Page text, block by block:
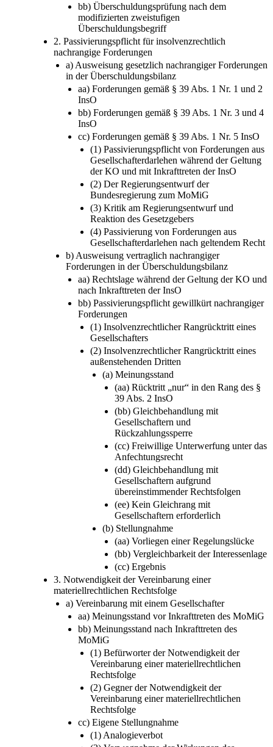
bb) Überschuldungsprüfung nach dem
modifizierten zweistufigen
Überschuldungsbegriff
2. Passivierungspflicht für insolvenzrechtlich
nachrangige Forderungen
a) Ausweisung gesetzlich nachrangiger Forderungen
in der Überschuldungsbilanz
aa) Forderungen gemäß § 39 Abs. 1 Nr. 1 und 2
InsO
bb) Forderungen gemäß § 39 Abs. 1 Nr. 3 und 4
InsO
cc) Forderungen gemäß § 39 Abs. 1 Nr. 5 InsO
(1) Passivierungspflicht von Forderungen aus
Gesellschafterdarlehen während der Geltung
der KO und mit Inkrafttreten der InsO
(2) Der Regierungsentwurf der
Bundesregierung zum MoMiG
(3) Kritik am Regierungsentwurf und
Reaktion des Gesetzgebers
(4) Passivierung von Forderungen aus
Gesellschafterdarlehen nach geltendem Recht
b) Ausweisung vertraglich nachrangiger
Forderungen in der Überschuldungsbilanz
aa) Rechtslage während der Geltung der KO und
nach Inkrafttreten der InsO
bb) Passivierungspflicht gewillkürt nachrangiger
Forderungen
(1) Insolvenzrechtlicher Rangrücktritt eines
Gesellschafters
(2) Insolvenzrechtlicher Rangrücktritt eines
außenstehenden Dritten
(a) Meinungsstand
(aa) Rücktritt „nur“ in den Rang des §
39 Abs. 2 InsO
(bb) Gleichbehandlung mit
Gesellschaftern und
Rückzahlungssperre
(cc) Freiwillige Unterwerfung unter das
Anfechtungsrecht
(dd) Gleichbehandlung mit
Gesellschaftern aufgrund
übereinstimmender Rechtsfolgen
(ee) Kein Gleichrang mit
Gesellschaftern erforderlich
(b) Stellungnahme
(aa) Vorliegen einer Regelungslücke
(bb) Vergleichbarkeit der Interessenlage
(cc) Ergebnis
3. Notwendigkeit der Vereinbarung einer
materiellrechtlichen Rechtsfolge
a) Vereinbarung mit einem Gesellschafter
aa) Meinungsstand vor Inkrafttreten des MoMiG
bb) Meinungsstand nach Inkrafttreten des
MoMiG
(1) Befürworter der Notwendigkeit der
Vereinbarung einer materiellrechtlichen
Rechtsfolge
(2) Gegner der Notwendigkeit der
Vereinbarung einer materiellrechtlichen
Rechtsfolge
cc) Eigene Stellungnahme
(1) Analogieverbot